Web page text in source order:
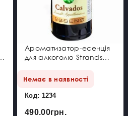
Ароматизатор-есенція
для алкоголю Strands
Немає в наявності
Код: 1234
490.00грн.